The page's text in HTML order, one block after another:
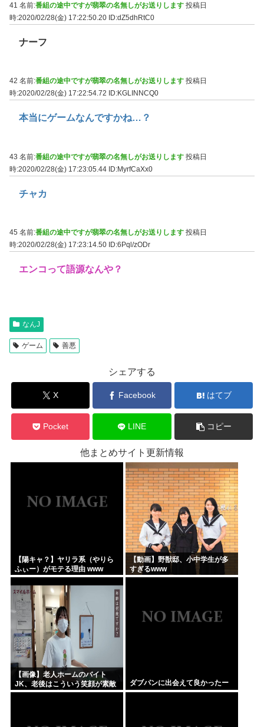
41 名前:番組の途中ですが翡翠の名無しがお送りします 投稿日
時:2020/02/28(金) 17:22:50.20 ID:dZ5dhRtC0
ナーフ
42 名前:番組の途中ですが翡翠の名無しがお送りします 投稿日
時:2020/02/28(金) 17:22:54.72
ID:KGLINNCQ0
本当にゲームなんですかね…？
43 名前:番組の途中ですが翡翠の名無しがお送りします 投稿日
時:2020/02/28(金) 17:23:05.44 ID:MyrfCaXx0
チャカ
45 名前:番組の途中ですが翡翠の名無しがお送りします 投稿日
時:2020/02/28(金) 17:23:14.50 ID:6Pql/zODr
エンコって語源なんや？
なんJ
ゲーム 善悪
シェアする
X Facebook はてブ
Pocket LINE コピー
他まとめサイト更新情報
【陽キャ？】ヤリラ系（やりら
ふぃー）がモテる理由 www
【動画】野獣邸、小中学生が多
すぎるwww
【画像】老人ホームのバイト
JK、老後はこういう笑顔が素敵
な女の子に介護されたいよな
ダブパンに出会えて良かったー